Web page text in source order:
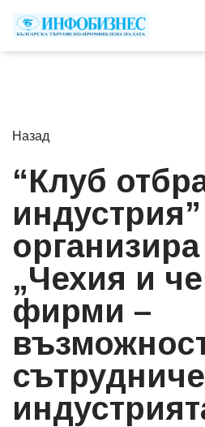
Назад
“Клуб
индустрия”
„Чехия и
фирми –